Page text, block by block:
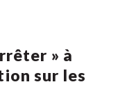
» à
sur les